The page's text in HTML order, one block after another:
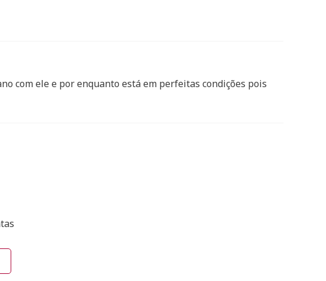
com ele e por enquanto está em perfeitas condições pois